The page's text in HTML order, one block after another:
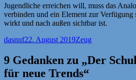
Jugendliche erreichen will, muss das
verbinden und ein Element zur Verfügung
wirkt und nach außen sichtbar ist.
Autor
dasnufVeröffentlicht
22. August 2019Kategorien
Zeug
9 Gedanken zu „Der
für neue Trends“